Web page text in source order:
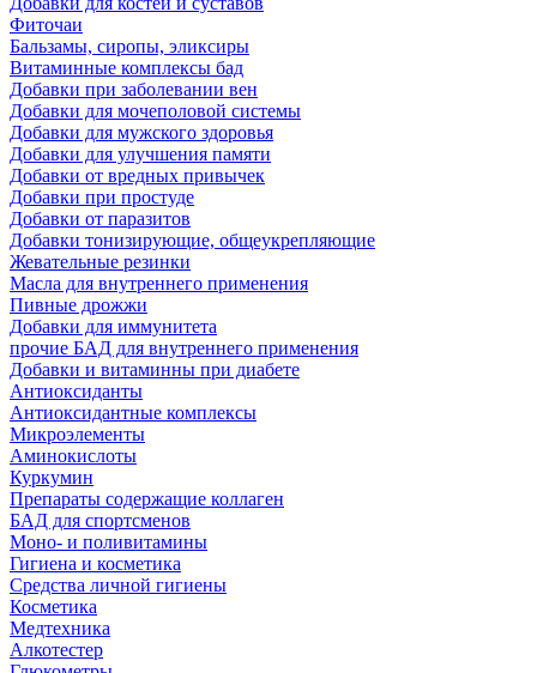
Фиточаи
Бальзамы, сиропы, эликсиры
Витаминные комплексы бад
Добавки при заболевании вен
Добавки для мочеполовой системы
Добавки для мужского здоровья
Добавки для улучшения памяти
Добавки от вредных привычек
Добавки при простуде
Добавки от паразитов
Добавки тонизирующие, общеукрепляющие
Жевательные резинки
Масла для внутреннего применения
Пивные дрожжи
Добавки для иммунитета
прочие БАД для внутреннего применения
Добавки и витаминны при диабете
Антиоксиданты
Антиоксидантные комплексы
Микроэлементы
Аминокислоты
Куркумин
Препараты содержащие коллаген
БАД для спортсменов
Моно- и поливитамины
Гигиена и косметика
Средства личной гигиены
Косметика
Медтехника
Алкотестер